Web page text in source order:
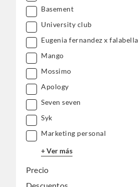
Basement
University club
Eugenia fernandez x falabella
Mango
Mossimo
Apology
Seven seven
Syk
Marketing personal
+ Ver más
Precio